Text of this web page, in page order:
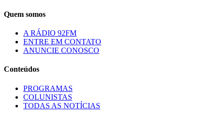
Quem somos
A RÁDIO 92FM
ENTRE EM CONTATO
ANUNCIE CONOSCO
Conteúdos
PROGRAMAS
COLUNISTAS
TODAS AS NOTÍCIAS